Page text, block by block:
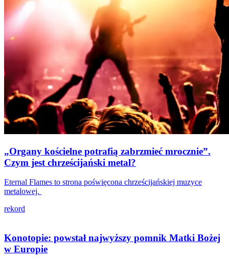
„Organy kościelne potrafią zabrzmieć mrocznie”.
Czym jest chrześcijański metal?
Eternal Flames to strona poświęcona chrześcijańskiej muzyce
metalowej.
rekord
Konotopie: powstał najwyższy pomnik Matki Bożej
w Europie